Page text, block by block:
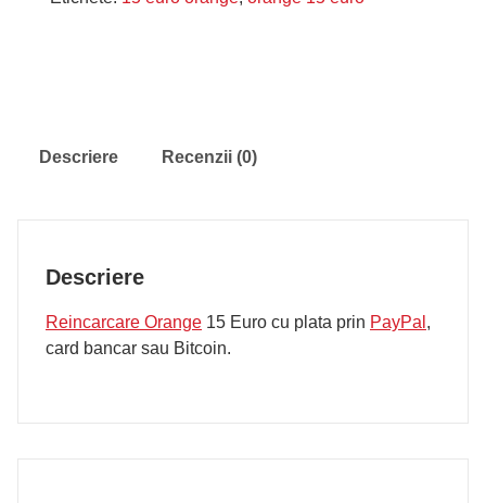
Descriere Recenzii (0)
Descriere
Reincarcare Orange 15 Euro cu plata prin PayPal ,
card bancar sau Bitcoin.